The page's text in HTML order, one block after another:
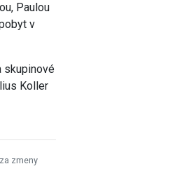
Paulou
v
skupinové
Koller
zmeny